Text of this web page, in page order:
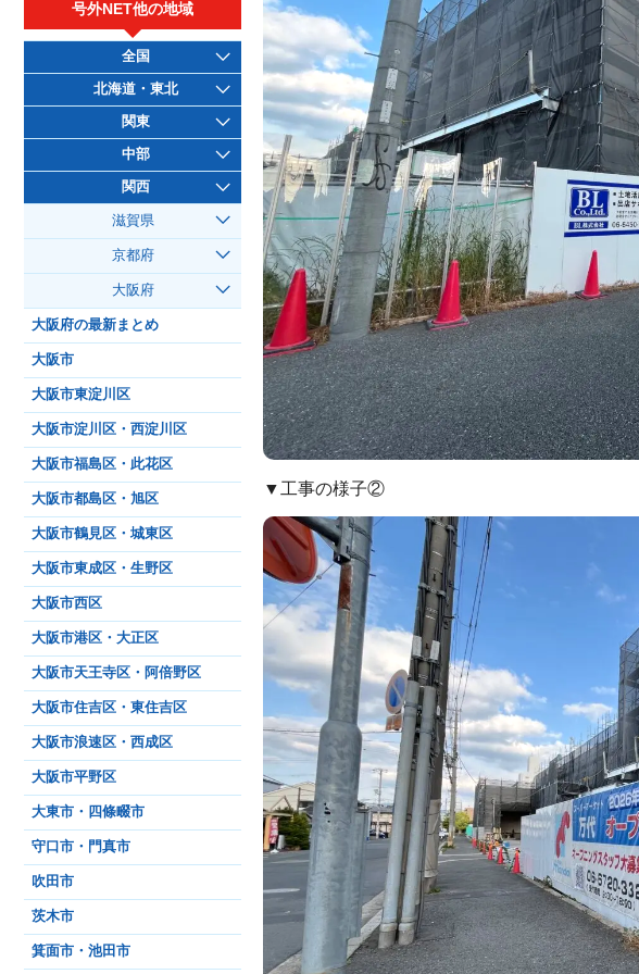
▼工事の様子②
号外NET他の地域
全国
北海道・東北
関東
中部
関西
滋賀県
京都府
大阪府
大阪府の最新まとめ
大阪市
大阪市東淀川区
大阪市淀川区・西淀川区
大阪市福島区・此花区
大阪市都島区・旭区
大阪市鶴見区・城東区
大阪市東成区・生野区
大阪市西区
大阪市港区・大正区
大阪市天王寺区・阿倍野区
大阪市住吉区・東住吉区
大阪市浪速区・西成区
大阪市平野区
大東市・四條畷市
守口市・門真市
吹田市
茨木市
箕面市・池田市